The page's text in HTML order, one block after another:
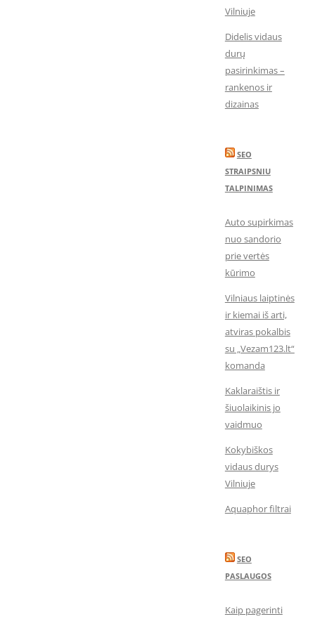
Vilniuje
Didelis vidaus
durų
pasirinkimas –
rankenos ir
dizainas
SEO
STRAIPSNIU
TALPINIMAS
Auto supirkimas
nuo sandorio
prie vertės
kūrimo
Vilniaus laiptinės
ir kiemai iš arti,
atviras pokalbis
su „Vezam123.lt“
komanda
Kaklaraištis ir
šiuolaikinis jo
vaidmuo
Kokybiškos
vidaus durys
Vilniuje
Aquaphor filtrai
SEO
PASLAUGOS
Kaip pagerinti